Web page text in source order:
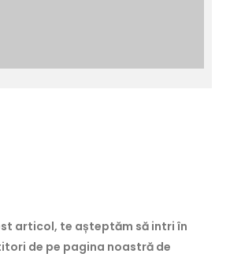
articol, te așteptăm să intri în
de pe pagina noastră de